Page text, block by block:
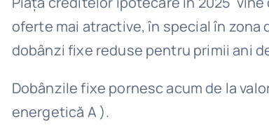
oferte mai atractive, în special în
dobânzi fixe reduse pentru primii ani
Dobânzile fixe pornesc acum de la
energetică A ).